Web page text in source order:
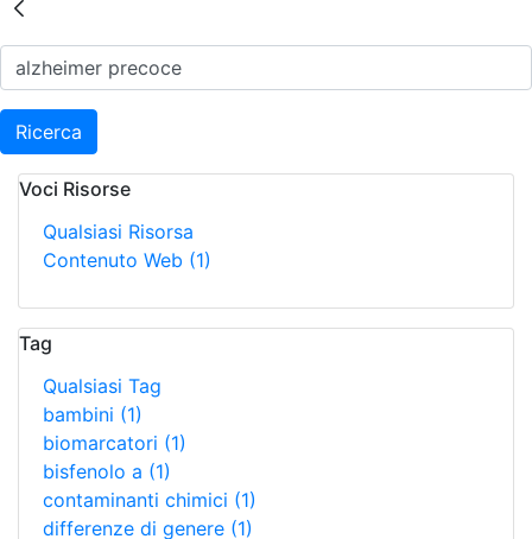
Risultati della Ricerca -
Ricerca
Voci Risorse
Qualsiasi Risorsa
Contenuto Web (1)
Tag
Qualsiasi Tag
bambini (1)
biomarcatori (1)
bisfenolo a (1)
contaminanti chimici (1)
differenze di genere (1)